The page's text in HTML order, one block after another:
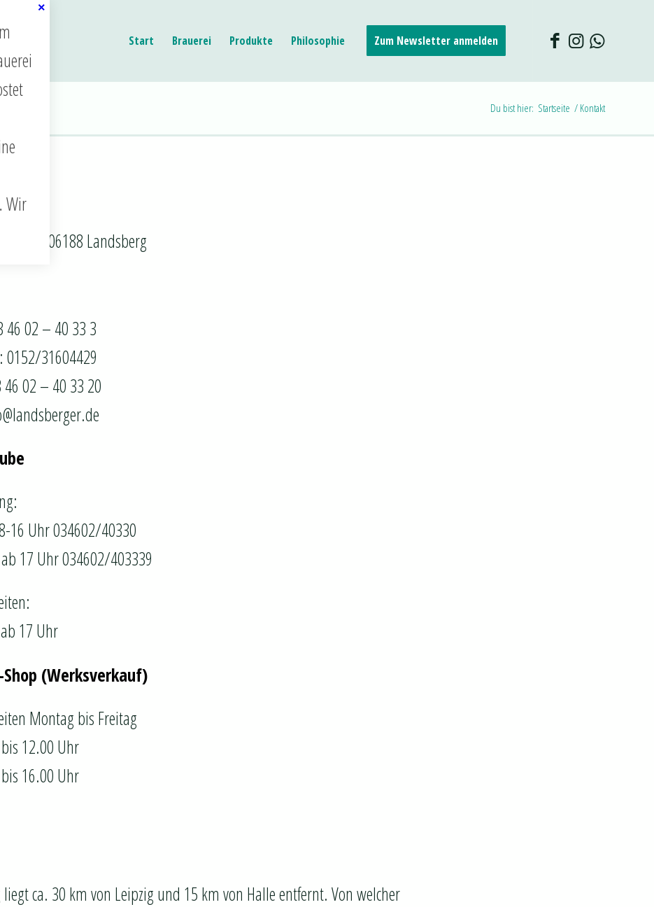
Start Brauerei Produkte Philosophie Zum Newsletter anmelden
Du bist hier: Startseite / Kontakt
33, 06188 Landsberg
46 02 – 40 33 3
0152/31604429
46 02 – 40 33 20
16 Uhr 034602/40330
17 Uhr 034602/403339
17 Uhr
(Werksverkauf)
Montag bis Freitag
12.00 Uhr
16.00 Uhr
ca. 30 km von Leipzig und 15 km von Halle entfernt. Von welcher
Wir